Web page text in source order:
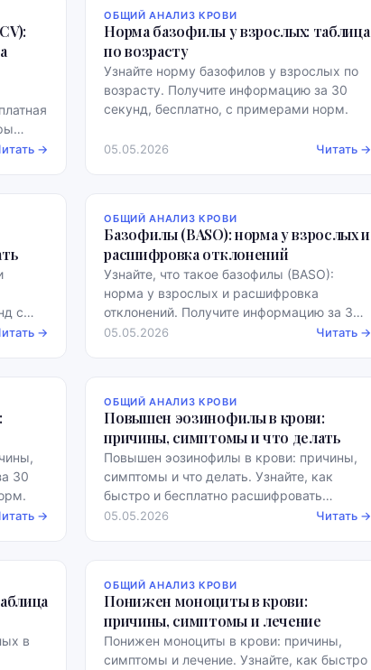
→
ОБЩИЙ АНАЛИЗ КРОВИ
Норма базофилы у взрослых: таблица
по возрасту
Узнайте норму базофилов у взрослых по
возрасту. Получите информацию за 30
секунд, бесплатно, с примерами норм.
05.05.2026 Читать →
с
→
ОБЩИЙ АНАЛИЗ КРОВИ
Базофилы (BASO): норма у взрослых и
расшифровка отклонений
Узнайте, что такое базофилы (BASO):
норма у взрослых и расшифровка
отклонений. Получите информацию за 30
секунд, бесплатно, с примерами норм.
05.05.2026 Читать →
30
→
ОБЩИЙ АНАЛИЗ КРОВИ
Повышен эозинофилы в крови:
причины, симптомы и что делать
Повышен эозинофилы в крови: причины,
симптомы и что делать. Узнайте, как
быстро и бесплатно расшифровать
анализы с примерами норм.
05.05.2026 Читать →
в
ОБЩИЙ АНАЛИЗ КРОВИ
Понижен моноциты в крови:
причины, симптомы и лечение
Понижен моноциты в крови: причины,
симптомы и лечение. Узнайте, как быстро